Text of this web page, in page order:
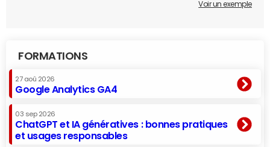
Voir un exemple
FORMATIONS
27 aoû 2026
Google Analytics GA4
03 sep 2026
ChatGPT et IA génératives : bonnes pratiques
et usages responsables